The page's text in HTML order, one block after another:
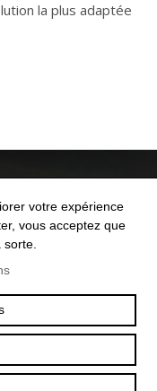
la plus adaptée
DE
votre expérience
vous acceptez que